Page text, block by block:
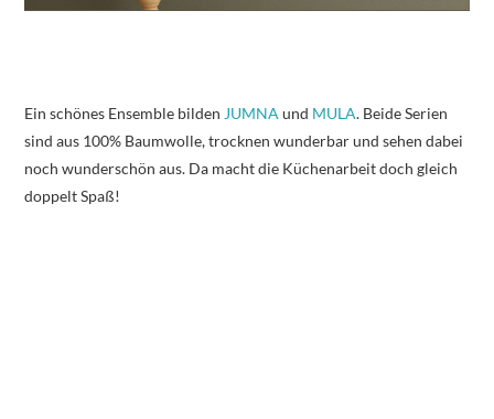
Ein schönes Ensemble bilden JUMNA und MULA. Beide Serien
sind aus 100% Baumwolle, trocknen wunderbar und sehen dabei
noch wunderschön aus. Da macht die Küchenarbeit doch gleich
doppelt Spaß!